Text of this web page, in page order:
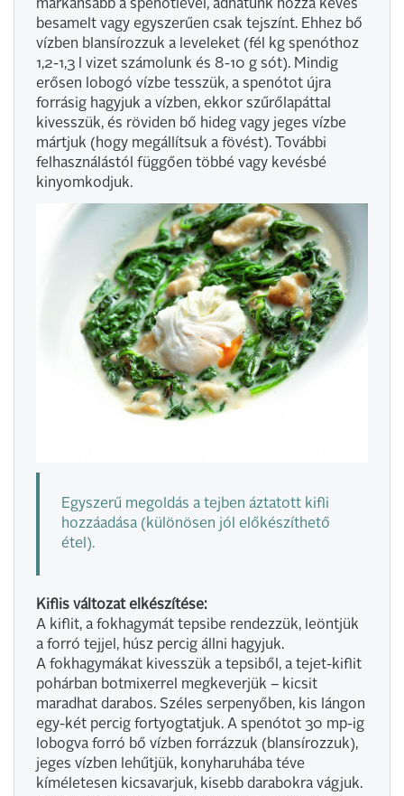
markánsabb a spenótlevél, adhatunk hozzá kevés
besamelt vagy egyszerűen csak tejszínt. Ehhez bő
vízben blansírozzuk a leveleket (fél kg spenóthoz
1,2-1,3 l vizet számolunk és 8-10 g sót). Mindig
erősen lobogó vízbe tesszük, a spenótot újra
forrásig hagyjuk a vízben, ekkor szűrőlapáttal
kivesszük, és röviden bő hideg vagy jeges vízbe
mártjuk (hogy megállítsuk a fövést). További
felhasználástól függően többé vagy kevésbé
kinyomkodjuk.
Egyszerű megoldás a tejben áztatott kifli
hozzáadása (különösen jól előkészíthető
étel).
Kiflis változat elkészítése:
A kiflit, a fokhagymát tepsibe rendezzük, leöntjük
a forró tejjel, húsz percig állni hagyjuk.
A fokhagymákat kivesszük a tepsiből, a tejet-kiflit
pohárban botmixerrel megkeverjük – kicsit
maradhat darabos. Széles serpenyőben, kis lángon
egy-két percig fortyogtatjuk. A spenótot 30 mp-ig
lobogva forró bő vízben forrázzuk (blansírozzuk),
jeges vízben lehűtjük, konyharuhába téve
kíméletesen kicsavarjuk, kisebb darabokra vágjuk.